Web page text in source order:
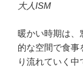
大人ISM
暖かい時期は、
的な空間で食事
り流れていく中